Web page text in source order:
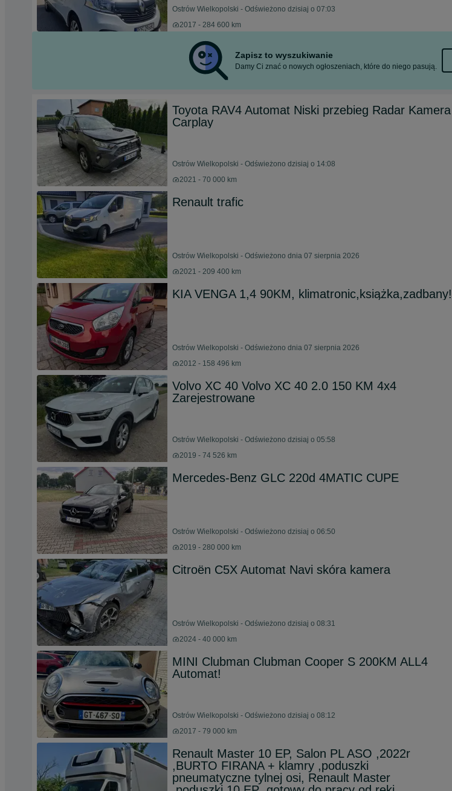
Ostrów Wielkopolski - Odświeżono dzisiaj o 07:03
2017 - 284 600 km
Zapisz to wyszukiwanie
Damy Ci znać o nowych ogłoszeniach, które do niego pasują.
Toyota RAV4 Automat Niski przebieg Radar Kamera
Carplay
Ostrów Wielkopolski - Odświeżono dzisiaj o 14:08
2021 - 70 000 km
Renault trafic
Ostrów Wielkopolski - Odświeżono dnia 07 sierpnia 2026
2021 - 209 400 km
KIA VENGA 1,4 90KM, klimatronic,książka,zadbany!
Ostrów Wielkopolski - Odświeżono dnia 07 sierpnia 2026
2012 - 158 496 km
Volvo XC 40 Volvo XC 40 2.0 150 KM 4x4
Zarejestrowane
Ostrów Wielkopolski - Odświeżono dzisiaj o 05:58
2019 - 74 526 km
Mercedes-Benz GLC 220d 4MATIC CUPE
Ostrów Wielkopolski - Odświeżono dzisiaj o 06:50
2019 - 280 000 km
Citroën C5X Automat Navi skóra kamera
Ostrów Wielkopolski - Odświeżono dzisiaj o 08:31
2024 - 40 000 km
MINI Clubman Clubman Cooper S 200KM ALL4
Automat!
Ostrów Wielkopolski - Odświeżono dzisiaj o 08:12
2017 - 79 000 km
Renault Master 10 EP, Salon PL ASO ,2022r
,BURTO FIRANA + klamry ,poduszki
pneumatyczne tylnej osi, Renault Master